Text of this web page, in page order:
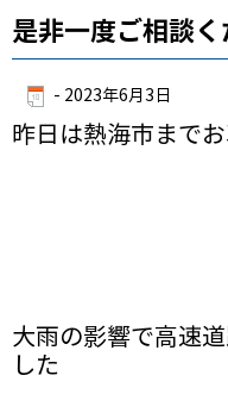
是非一度ご相談く
- 2023年6月3日
昨日は熱海市までお
大雨の影響で高速
した